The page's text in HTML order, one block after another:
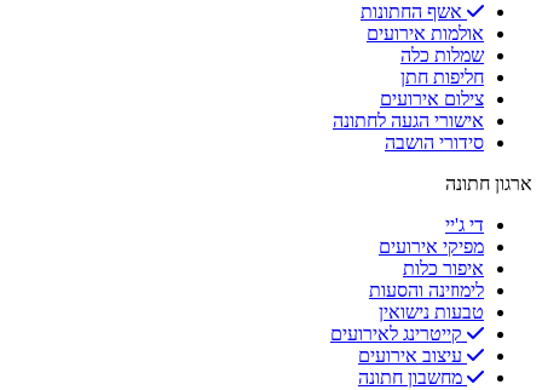
אשף החתונות
אולמות אירועים
שמלות כלה
חליפות חתן
צילום אירועים
אישורי הגעה לחתונה
סידורי הושבה
ארגון חתונה
די ג'יי
מפיקי אירועים
איפור כלות
לימוזינה והסעות
טבעות נישואין
קייטרינג לאירועים
עיצוב אירועים
מחשבון חתונה